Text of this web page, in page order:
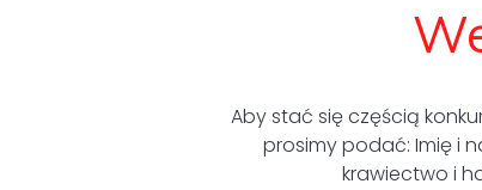
Aby stać się częścią
prosimy podać: Imię i
krawiectwo i